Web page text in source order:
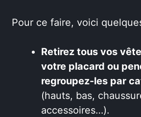
Pour ce faire, voici
Retirez tous vos
votre placard ou
regroupez-les par
(hauts, bas,
accessoires…).